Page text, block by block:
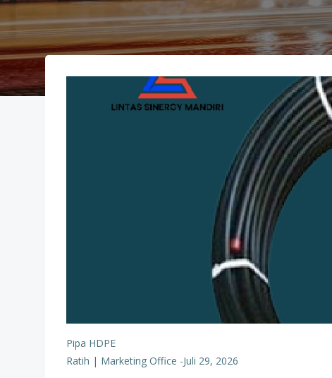
Pipa HDPE
Ratih | Marketing Office -Juli 29, 2026